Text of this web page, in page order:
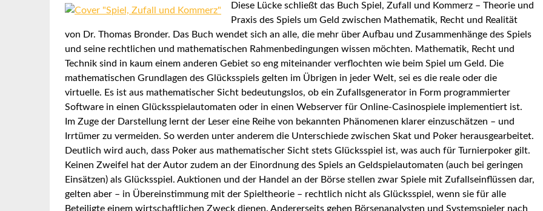
Diese Lücke schließt das Buch Spiel, Zufall und Kommerz – Theorie und
Praxis des Spiels um Geld zwischen Mathematik, Recht und Realität
von Dr. Thomas Bronder. Das Buch wendet sich an alle, die mehr über Aufbau und Zusammenhänge des Spiels
und seine rechtlichen und mathematischen Rahmenbedingungen wissen möchten. Mathematik, Recht und
Technik sind in kaum einem anderen Gebiet so eng miteinander verflochten wie beim Spiel um Geld. Die
mathematischen Grundlagen des Glücksspiels gelten im Übrigen in jeder Welt, sei es die reale oder die
virtuelle. Es ist aus mathematischer Sicht bedeutungslos, ob ein Zufallsgenerator in Form programmierter
Software in einen Glücksspielautomaten oder in einen Webserver für Online-Casinospiele implementiert ist.
Im Zuge der Darstellung lernt der Leser eine Reihe von bekannten Phänomenen klarer einzuschätzen – und
Irrtümer zu vermeiden. So werden unter anderem die Unterschiede zwischen Skat und Poker herausgearbeitet.
Deutlich wird auch, dass Poker aus mathematischer Sicht stets Glücksspiel ist, was auch für Turnierpoker gilt.
Keinen Zweifel hat der Autor zudem an der Einordnung des Spiels an Geldspielautomaten (auch bei geringen
Einsätzen) als Glücksspiel. Auktionen und der Handel an der Börse stellen zwar Spiele mit Zufallseinflüssen dar,
gelten aber – in Übereinstimmung mit der Spieltheorie – rechtlich nicht als Glücksspiel, wenn sie für alle
Beteiligte einem wirtschaftlichen Zweck dienen. Andererseits gehen Börsenanalysten und Systemspieler nach